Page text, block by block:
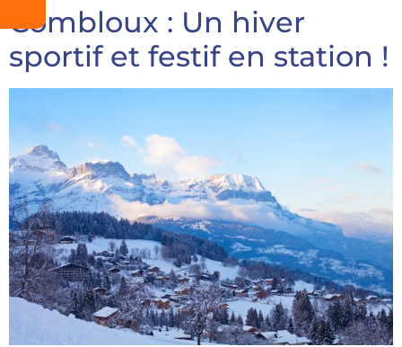
Combloux : Un hiver
sportif et festif en station !